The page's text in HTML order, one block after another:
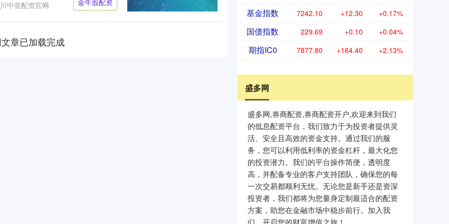
金牛股配资
中壹配资官网
章已加载完成
基金指数 7242.10 +12.30 +0.17%
国债指数 229.69 +0.10 +0.04%
期指IC0 7877.80 +164.40 +2.13%
盛多网
盛多网,券商配资,券商配资开户,欢迎来到我们
的低息配资平台，我们致力于为投资者提供灵
活、安全且高效的资金支持。通过我们的服
务，您可以利用低利率的资金杠杆，最大化您
的投资潜力。我们的平台操作简便，透明度
高，并配备专业的客户支持团队，确保您的每
一次交易都顺利无忧。无论您是新手还是资深
投资者，我们都将为您量身定制最适合的配资
方案，助您在金融市场中稳步前行。加入我
们，开启您的财富增值之旅！